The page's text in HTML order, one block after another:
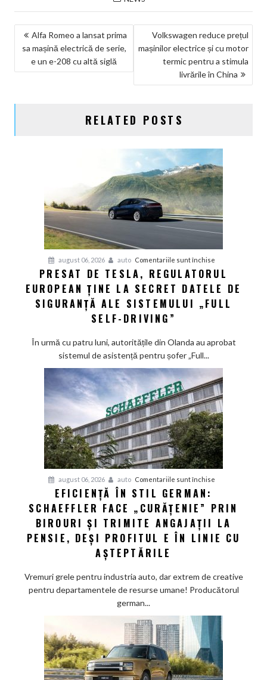
NAVIGARE
ÎN
ARTICOLE
Alfa Romeo a lansat prima
sa mașină electrică de serie,
e un e-208 cu altă siglă
Volkswagen reduce prețul
mașinilor electrice și cu motor
termic pentru a stimula
livrările în China
RELATED POSTS
august 06, 2026 auto Comentariile sunt închise
Presat
de
Tesla,
ține
datele
de
siguranță
ale
sistemului
„Full
Self-
Driving”
PRESAT DE TESLA, REGULATORUL
EUROPEAN ȚINE LA SECRET DATELE DE
SIGURANȚĂ ALE SISTEMULUI „FULL
SELF-DRIVING”
În urmă cu patru luni, autoritățile din Olanda au aprobat
sistemul de asistență pentru șofer „Full...
august 06, 2026 auto Comentariile sunt închise
în
stil
Schaeffler
trimite
pensie,
deși
EFICIENȚĂ ÎN STIL GERMAN:
SCHAEFFLER FACE „CURĂȚENIE” PRIN
BIROURI ȘI TRIMITE ANGAJAȚII LA
PENSIE, DEȘI PROFITUL E ÎN LINIE CU
AȘTEPTĂRILE
Vremuri grele pentru industria auto, dar extrem de creative
pentru departamentele de resurse umane! Producătorul
german...